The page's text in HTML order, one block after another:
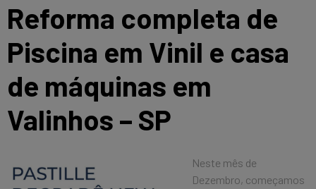
Reforma completa de
Piscina em Vinil e casa
de máquinas em
Valinhos – SP
Neste mês de
Dezembro, começamos